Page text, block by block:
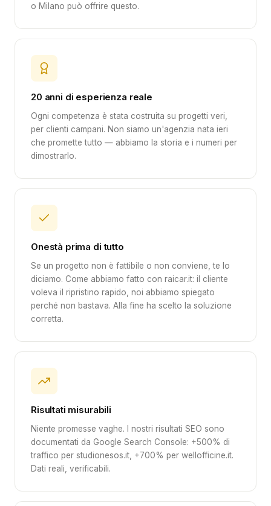
o Milano può offrire questo.
20 anni di esperienza reale
Ogni competenza è stata costruita su progetti veri,
per clienti campani. Non siamo un'agenzia nata ieri
che promette tutto — abbiamo la storia e i numeri per
dimostrarlo.
Onestà prima di tutto
Se un progetto non è fattibile o non conviene, te lo
diciamo. Come abbiamo fatto con raicar.it: il cliente
voleva il ripristino rapido, noi abbiamo spiegato
perché non bastava. Alla fine ha scelto la soluzione
corretta.
Risultati misurabili
Niente promesse vaghe. I nostri risultati SEO sono
documentati da Google Search Console: +500% di
traffico per studionesos.it, +700% per wellofficine.it.
Dati reali, verificabili.